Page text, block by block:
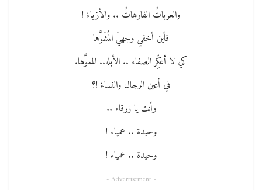
والعرباتُ الفارهاتُ .. والأزياءْ !
فأين أخفي وجهيَ المُشَوَّها
كي لا أعكِّر الصفاء .. الأبله.. المموَّها.
في أعين الرجال والنساءْ !؟
وأنت يا زرقاء ..
وحيدة .. عمياء !
وحيدة .. عمياء !
- Advertisement -